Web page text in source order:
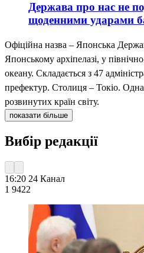
Держава про нас не
щоденними ударами
Офіційна назва – Японська
Японському архіпелазі, у
океану. Складається з 47
префектур. Столиця – Токіо.
розвинутих країн світу.
показати більше
Вибір редакції
16:20 24 Канал
1 9422